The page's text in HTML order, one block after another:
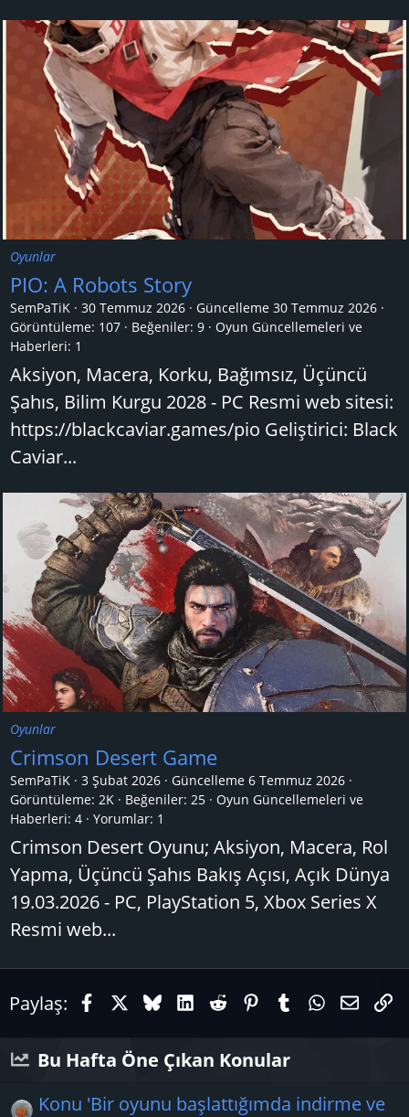
Oyunlar
PIO: A Robots Story
SemPaTiK 30 Temmuz 2026 Güncelleme 30 Temmuz 2026
Görüntüleme: 107
Beğeniler: 9
Oyun Güncellemeleri ve
Haberleri: 1
Aksiyon, Macera, Korku, Bağımsız, Üçüncü
Şahıs, Bilim Kurgu 2028 - PC Resmi web sitesi:
https://blackcaviar.games/pio Geliştirici: Black
Caviar...
Oyunlar
Crimson Desert Game
SemPaTiK 3 Şubat 2026 Güncelleme 6 Temmuz 2026
Görüntüleme: 2K
Beğeniler: 25
Oyun Güncellemeleri ve
Haberleri: 4 Yorumlar: 1
Crimson Desert Oyunu; Aksiyon, Macera, Rol
Yapma, Üçüncü Şahıs Bakış Açısı, Açık Dünya
19.03.2026 - PC, PlayStation 5, Xbox Series X
Resmi web...
Paylaş: FacebookX (Twitter)
BlueskyLinkedIn
RedditPinterestTumblrE-
Bu Hafta Öne Çıkan Konular
Konu 'Bir oyunu başlattığımda indirme ve